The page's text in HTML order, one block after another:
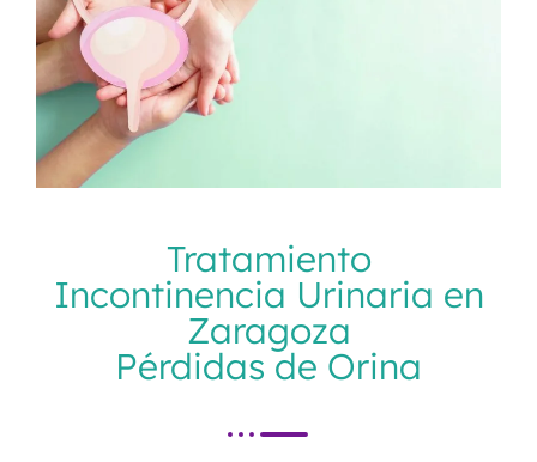
Tratamiento
Incontinencia Urinaria en
Zaragoza
Pérdidas de Orina